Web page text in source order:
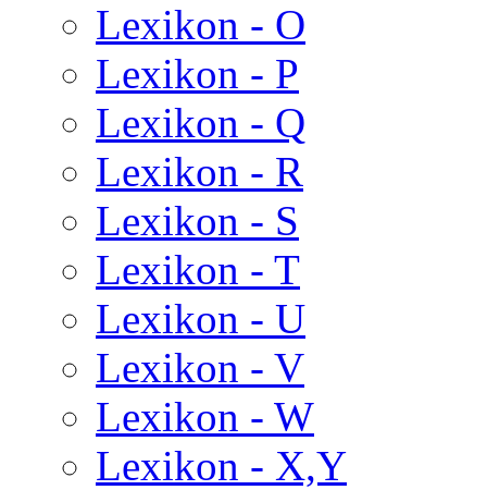
Lexikon - O
Lexikon - P
Lexikon - Q
Lexikon - R
Lexikon - S
Lexikon - T
Lexikon - U
Lexikon - V
Lexikon - W
Lexikon - X,Y